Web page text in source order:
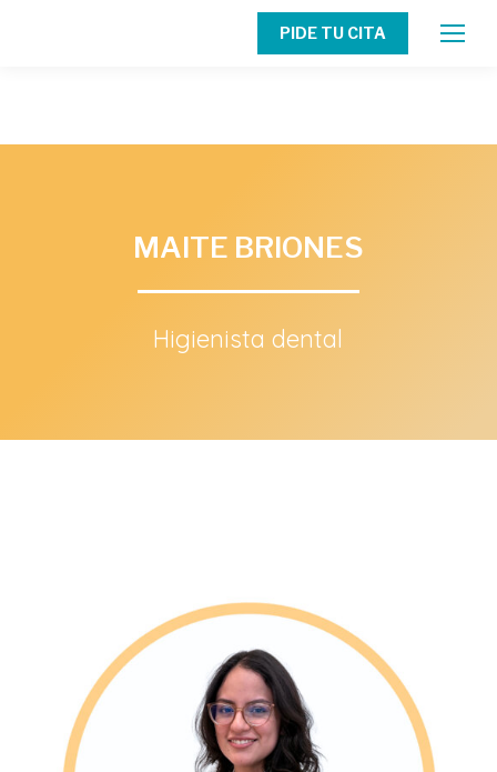
PIDE TU CITA
MAITE BRIONES
Higienista dental